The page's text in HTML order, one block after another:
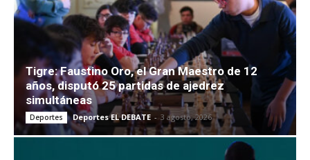
Tigre: Faustino Oro, el Gran Maestro de 12
años, disputó 25 partidas de ajedrez
simultáneas
Deportes Deportes EL DEBATE - 3 agosto, 2026